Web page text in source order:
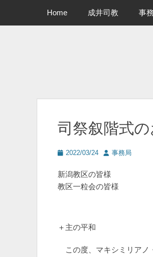
メインメニュー
Home 成井司教 事
司祭叙階式
投
日
2022/03/24
投
者
事務局
新潟教区の皆様
教区一粒会の皆様
＋主の平和
この度、マキシミリアノ